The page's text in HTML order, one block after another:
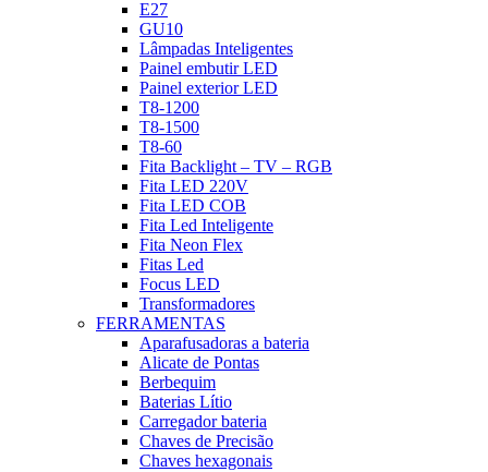
E27
GU10
Lâmpadas Inteligentes
Painel embutir LED
Painel exterior LED
T8-1200
T8-1500
T8-60
Fita Backlight – TV – RGB
Fita LED 220V
Fita LED COB
Fita Led Inteligente
Fita Neon Flex
Fitas Led
Focus LED
Transformadores
FERRAMENTAS
Aparafusadoras a bateria
Alicate de Pontas
Berbequim
Baterias Lítio
Carregador bateria
Chaves de Precisão
Chaves hexagonais